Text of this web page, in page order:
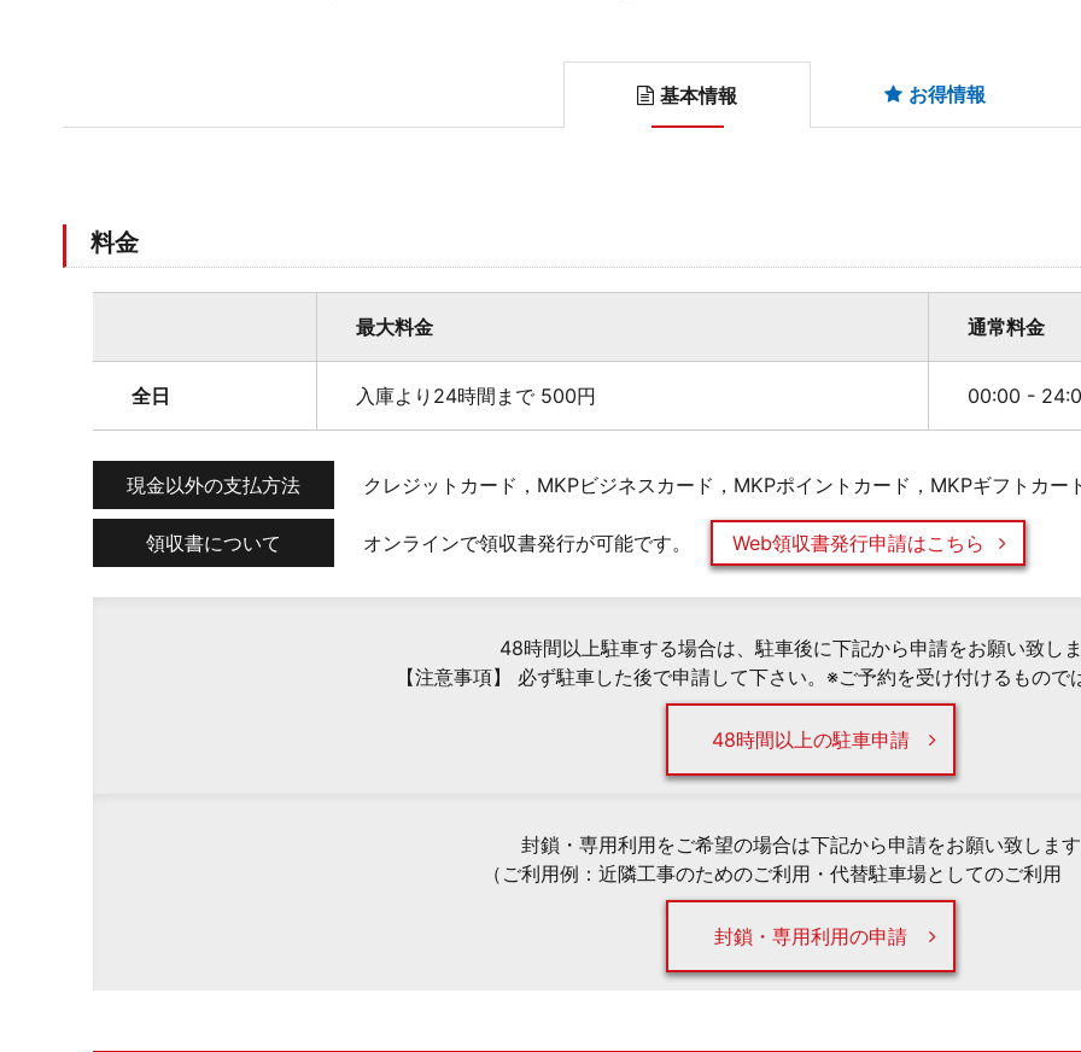
基本情報 お得情報
料金
最大料金 通常料金
全日 入庫より24時間まで 500円 00:00 -
現金以外の支払方法 クレジットカード，MKPビジネスカード，MKPポイントカード，MKPギフトカー
領収書について オンラインで領収書発行が可能です。 Web領収書発行申請はこちら
48時間以上駐車する場合は、駐車後に下記から申請をお願い致し
【注意事項】 必ず駐車した後で申請して下さい。※ご予約を受け付けるもので
48時間以上の駐車申請
封鎖・専用利用をご希望の場合は下記から申請をお願い致しま
（ご利用例：近隣工事のためのご利用・代替駐車場としてのご利用
封鎖・専用利用の申請